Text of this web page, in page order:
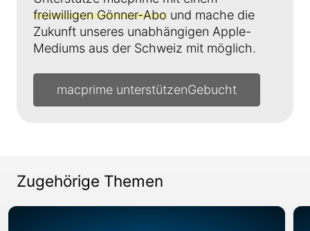
freiwilligen Gönner-Abo und mache die
Zukunft unseres unabhängigen Apple-
Mediums aus der Schweiz mit möglich.
macprime unterstützen
Zugehörige Themen